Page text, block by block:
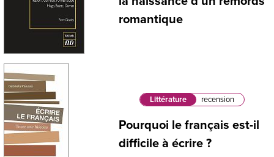
romantique
Littérature recension
Pourquoi le français est-il
difficile à écrire ?